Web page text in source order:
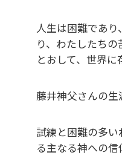
人生は困難であ
り、わたしたち
とおして、世界に
藤井神父さんの生
試練と困難の多
る主なる神への信